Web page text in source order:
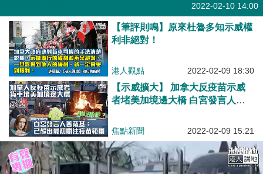
2022-02-10 14:00
【筆評則鳴】原來杜魯多知示威權
利非絕對！
港人觀點 2022-02-09 18:30
【示威擴大】 加拿大反疫苗示威
者堵美加境邊大橋 白宮發言人：
焦點新聞 2022-02-09 15:21